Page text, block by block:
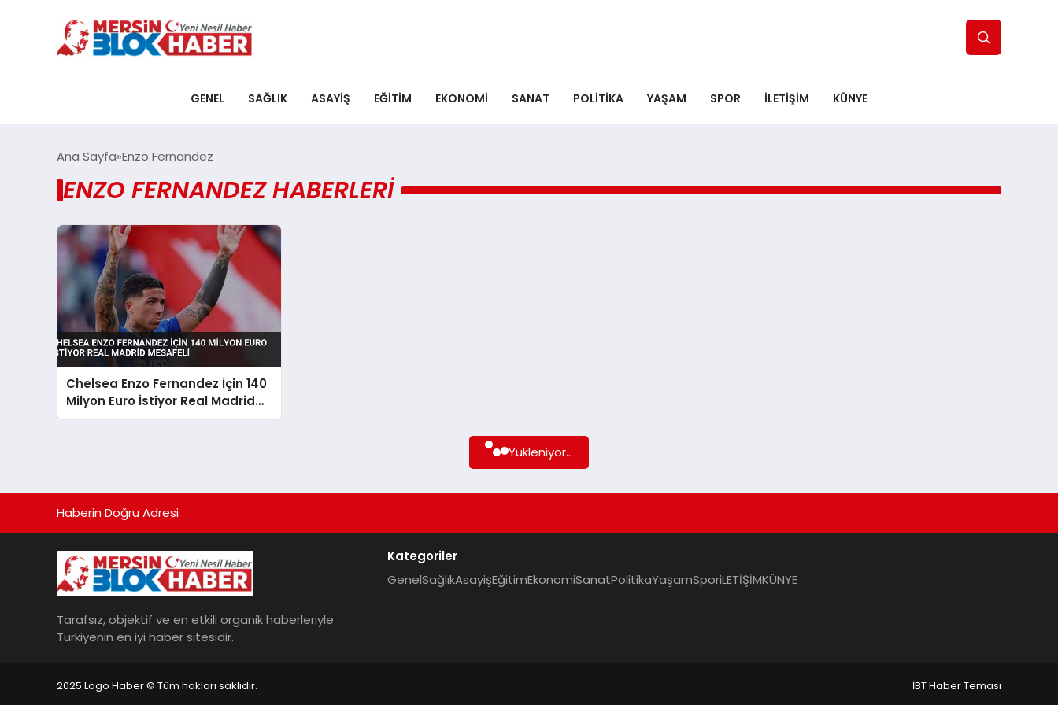
GENEL SAĞLIK ASAYIŞ EĞITIM EKONOMI SANAT POLITIKA YAŞAM SPOR ILETİŞİM KÜNYE
Ana Sayfa Enzo Fernandez
ENZO FERNANDEZ HABERLERI
Chelsea Enzo Fernandez İçin 140
Milyon Euro İstiyor Real Madrid
Mesafeli
Yükleniyor...
Haberin Doğru Adresi
Tarafsız, objektif ve en etkili organik haberleriyle
Türkiyenin en iyi haber sitesidir.
Kategoriler
GenelSağlıkAsayişEğitimEkonomiSanatPolitikaYaşamSporiLETİŞİMKÜNYE
2025 Logo Haber © Tüm hakları saklıdır. İBT Haber Teması